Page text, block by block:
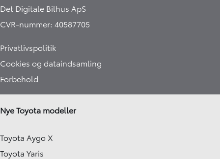
Det Digitale Bilhus ApS
CVR-nummer: 40587705
Privatlivspolitik
Cookies og dataindsamling
Forbehold
Nye Toyota modeller
Toyota Aygo X
Toyota Yaris